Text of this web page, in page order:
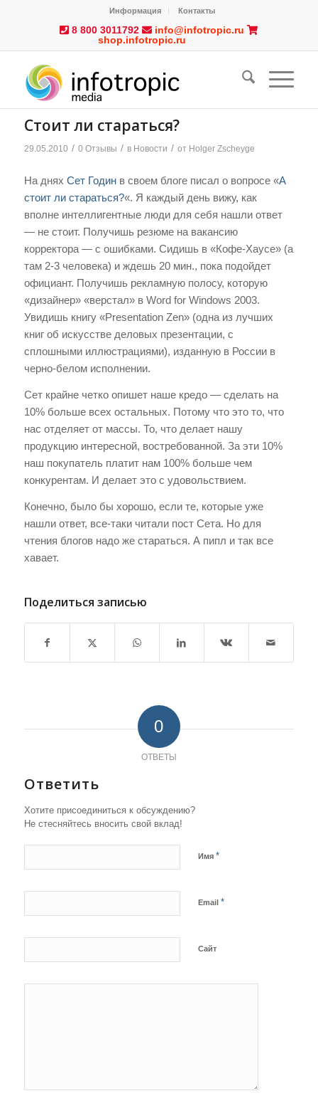
Информация Контакты
8 800 3011792
info@infotropic.ru
shop.infotropic.ru
Стоит ли стараться?
29.05.2010 / 0 Отзывы / в Новости / от Holger Zscheyge
На днях Сет Годинв своем блоге писал о вопросе «А
стоит ли стараться?«. Я каждый день вижу, как
вполне интеллигентные люди для себя нашли ответ
— не стоит. Получишь резюме на вакансию
корректора — с ошибками. Сидишь в «Кофе-Хаусе» (а
там 2-3 человека) и ждешь 20 мин., пока подойдет
официант. Получишь рекламную полосу, которую
«дизайнер» «верстал» в Word for Windows 2003.
Увидишь книгу «Presentation Zen» (одна из лучших
книг об искусстве деловых презентации, с
сплошными иллюстрациями), изданную в России в
черно-белом исполнении.
Сет крайне четко опишет наше кредо — сделать на
10% больше всех остальных. Потому что это то, что
нас отделяет от массы. То, что делает нашу
продукцию интересной, востребованной. За эти 10%
наш покупатель платит нам 100% больше чем
конкурентам. И делает это с удовольствием.
Конечно, было бы хорошо, если те, которые уже
нашли ответ, все-таки читали пост Сета. Но для
чтения блогов надо же стараться. А пипл и так все
хавает.
Поделиться записью
0
ОТВЕТЫ
Ответить
Хотите присоединиться к обсуждению?
Не стесняйтесь вносить свой вклад!
Имя *
Email *
Сайт